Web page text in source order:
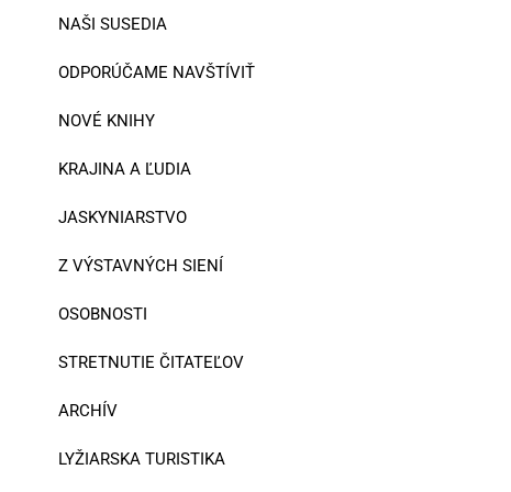
NAŠI SUSEDIA
ODPORÚČAME NAVŠTÍVIŤ
NOVÉ KNIHY
KRAJINA A ĽUDIA
JASKYNIARSTVO
Z VÝSTAVNÝCH SIENÍ
OSOBNOSTI
STRETNUTIE ČITATEĽOV
ARCHÍV
LYŽIARSKA TURISTIKA